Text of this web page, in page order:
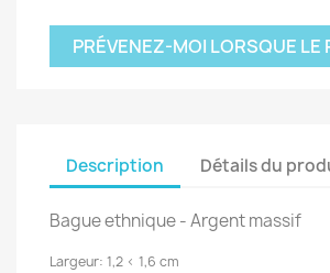
PRÉVENEZ-MOI LORSQUE LE
Description Détails du
Bague ethnique - Argent massif
Largeur: 1,2 < 1,6 cm